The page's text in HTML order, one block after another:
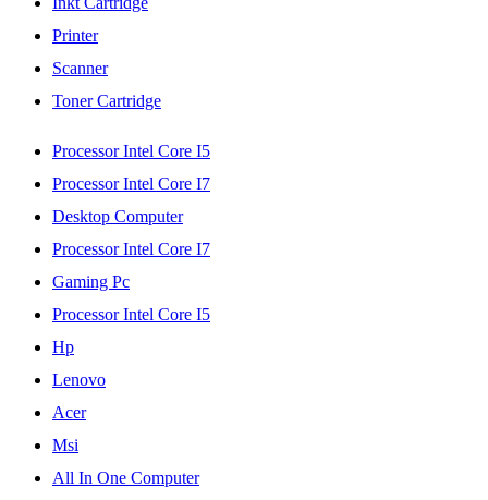
Printer
Scanner
Toner Cartridge
Processor Intel Core I5
Processor Intel Core I7
Desktop Computer
Processor Intel Core I7
Gaming Pc
Processor Intel Core I5
Hp
Lenovo
Acer
Msi
All In One Computer